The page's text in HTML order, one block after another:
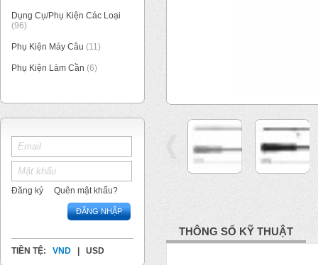
Dụng Cụ/Phụ Kiện Các Loại
(96)
Phụ Kiện Máy Câu (11)
Phụ Kiện Làm Cần (6)
Đăng ký Quên mật khẩu?
ĐĂNG NHẬP
TIỀN TỆ: VND USD
THÔNG SỐ KỸ THUẬT